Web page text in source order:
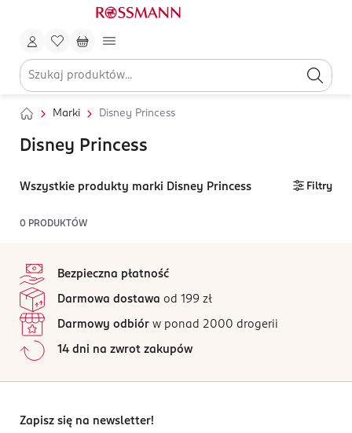
Marki Disney Princess
Disney Princess
Wszystkie produkty marki Disney Princess Filtry
0 PRODUKTÓW
Bezpieczna płatność
Darmowa dostawa od 199 zł
Darmowy odbiór w ponad 2000 drogerii
14 dni na zwrot zakupów
Zapisz się na newsletter!